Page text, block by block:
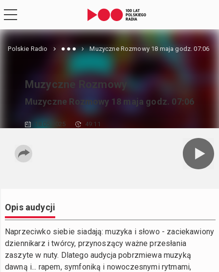
Polskie Radio Muzyczne Rozmowy 18 maja godz. 07:06
Muzyczne Rozmowy
Muzyczne Rozmowy 18 maja godz. 07:06
18.05.2025 49:11
Opis audycji
Naprzeciwko siebie siadają: muzyka i słowo - zaciekawiony
dziennikarz i twórcy, przynoszący ważne przesłania
zaszyte w nuty. Dlatego audycja pobrzmiewa muzyką
dawną i... rapem, symfoniką i nowoczesnymi rytmami,